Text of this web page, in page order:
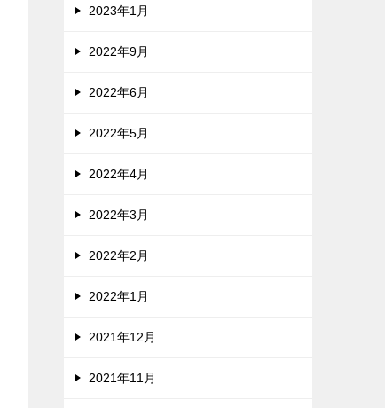
2023年1月
2022年9月
2022年6月
2022年5月
2022年4月
2022年3月
2022年2月
2022年1月
2021年12月
2021年11月